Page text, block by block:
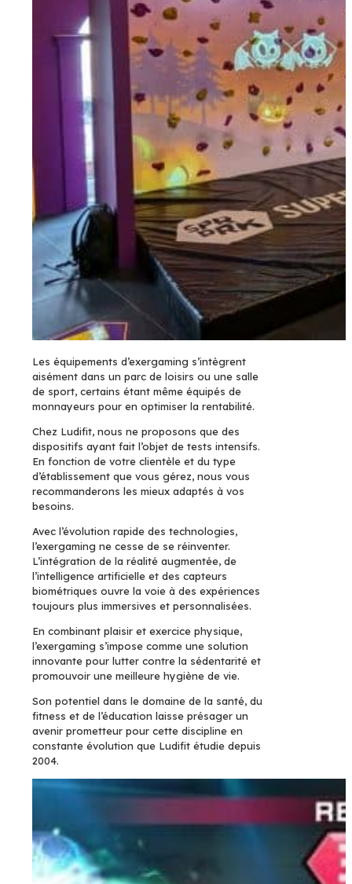
Les équipements d’exergaming s’intègrent
aisément dans un parc de loisirs ou une salle
de sport, certains étant même équipés de
monnayeurs pour en optimiser la rentabilité.
Chez Ludifit, nous ne proposons que des
dispositifs ayant fait l’objet de tests intensifs.
En fonction de votre clientèle et du type
d’établissement que vous gérez, nous vous
recommanderons les mieux adaptés à vos
besoins.
Avec l’évolution rapide des technologies,
l’exergaming ne cesse de se réinventer.
L’intégration de la réalité augmentée, de
l’intelligence artificielle et des capteurs
biométriques ouvre la voie à des expériences
toujours plus immersives et personnalisées.
En combinant plaisir et exercice physique,
l’exergaming s’impose comme une solution
innovante pour lutter contre la sédentarité et
promouvoir une meilleure hygiène de vie.
Son potentiel dans le domaine de la santé, du
fitness et de l’éducation laisse présager un
avenir prometteur pour cette discipline en
constante évolution que Ludifit étudie depuis
2004.